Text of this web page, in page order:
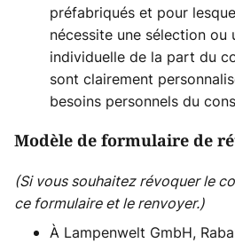
préfabriqués et pour
nécessite une sélection ou
individuelle de la part du
sont clairement
besoins personnels du
Modèle de formulaire de
(Si vous souhaitez révoquer le
ce formulaire et le renvoyer.)
À Lampenwelt GmbH,